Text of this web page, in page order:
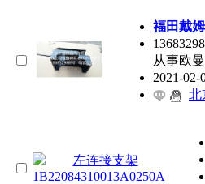
福田戴
从事欧
2021-02-
北